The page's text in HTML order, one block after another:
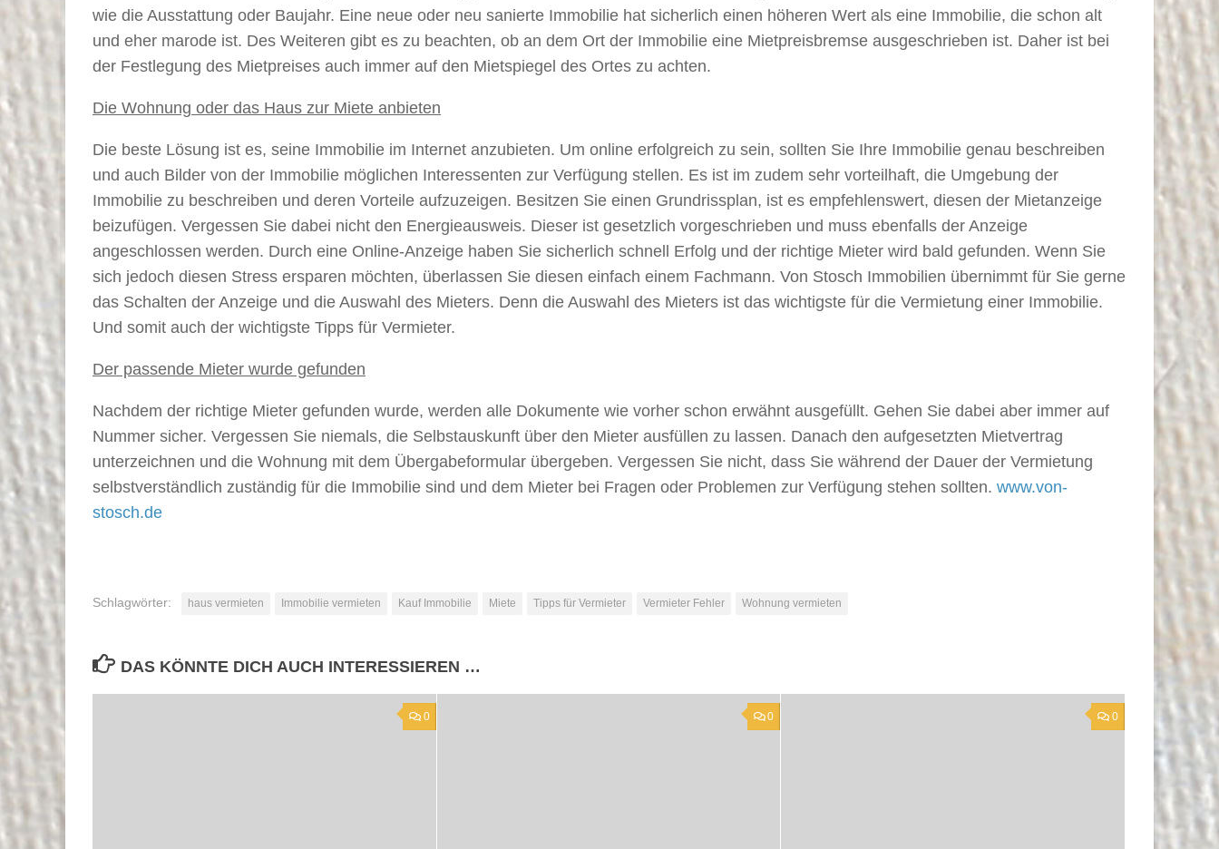
wie die Ausstattung oder Baujahr. Eine neue oder neu sanierte Immobilie hat sicherlich einen höheren Wert als eine Immobilie, die schon alt
und eher marode ist. Des Weiteren gibt es zu beachten, ob an dem Ort der Immobilie eine Mietpreisbremse ausgeschrieben ist. Daher ist bei
der Festlegung des Mietpreises auch immer auf den Mietspiegel des Ortes zu achten.
Die Wohnung oder das Haus zur Miete anbieten
Die beste Lösung ist es, seine Immobilie im Internet anzubieten. Um online erfolgreich zu sein, sollten Sie Ihre Immobilie genau beschreiben
und auch Bilder von der Immobilie möglichen Interessenten zur Verfügung stellen. Es ist im zudem sehr vorteilhaft, die Umgebung der
Immobilie zu beschreiben und deren Vorteile aufzuzeigen. Besitzen Sie einen Grundrissplan, ist es empfehlenswert, diesen der Mietanzeige
beizufügen. Vergessen Sie dabei nicht den Energieausweis. Dieser ist gesetzlich vorgeschrieben und muss ebenfalls der Anzeige
angeschlossen werden. Durch eine Online-Anzeige haben Sie sicherlich schnell Erfolg und der richtige Mieter wird bald gefunden. Wenn Sie
sich jedoch diesen Stress ersparen möchten, überlassen Sie diesen einfach einem Fachmann. Von Stosch Immobilien übernimmt für Sie gerne
das Schalten der Anzeige und die Auswahl des Mieters. Denn die Auswahl des Mieters ist das wichtigste für die Vermietung einer Immobilie.
Und somit auch der wichtigste Tipps für Vermieter.
Der passende Mieter wurde gefunden
Nachdem der richtige Mieter gefunden wurde, werden alle Dokumente wie vorher schon erwähnt ausgefüllt. Gehen Sie dabei aber immer auf
Nummer sicher. Vergessen Sie niemals, die Selbstauskunft über den Mieter ausfüllen zu lassen. Danach den aufgesetzten Mietvertrag
unterzeichnen und die Wohnung mit dem Übergabeformular übergeben. Vergessen Sie nicht, dass Sie während der Dauer der Vermietung
selbstverständlich zuständig für die Immobilie sind und dem Mieter bei Fragen oder Problemen zur Verfügung stehen sollten. www.von-
stosch.de
Schlagwörter: haus vermieten Immobilie vermieten Kauf Immobilie Miete Tipps für Vermieter Vermieter Fehler Wohnung vermieten
DAS KÖNNTE DICH AUCH INTERESSIEREN …
0 0 0